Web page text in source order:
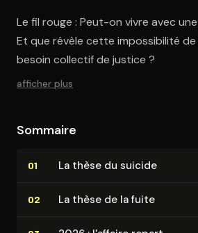
Le fil rouge : Peut-on vivre avec
Et que révèle cette impossibilité
besoin collectif de justice ?
afficher plus
Sommaire
01 La thèse du suicide
02 La thèse de la fuite